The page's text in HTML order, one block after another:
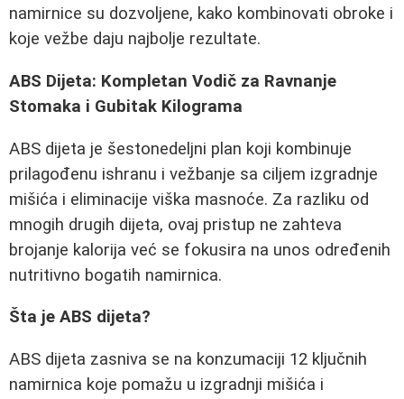
namirnice su dozvoljene, kako kombinovati obroke i
koje vežbe daju najbolje rezultate.
ABS Dijeta: Kompletan Vodič za Ravnanje
Stomaka i Gubitak Kilograma
ABS dijeta je šestonedeljni plan koji kombinuje
prilagođenu ishranu i vežbanje sa ciljem izgradnje
mišića i eliminacije viška masnoće. Za razliku od
mnogih drugih dijeta, ovaj pristup ne zahteva
brojanje kalorija već se fokusira na unos određenih
nutritivno bogatih namirnica.
Šta je ABS dijeta?
ABS dijeta zasniva se na konzumaciji 12 ključnih
namirnica koje pomažu u izgradnji mišića i